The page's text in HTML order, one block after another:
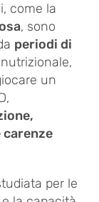
come la
, sono
periodi di
un
per le